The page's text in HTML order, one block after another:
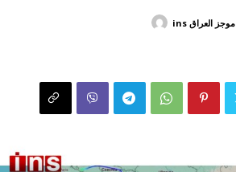
موجز العراق ins